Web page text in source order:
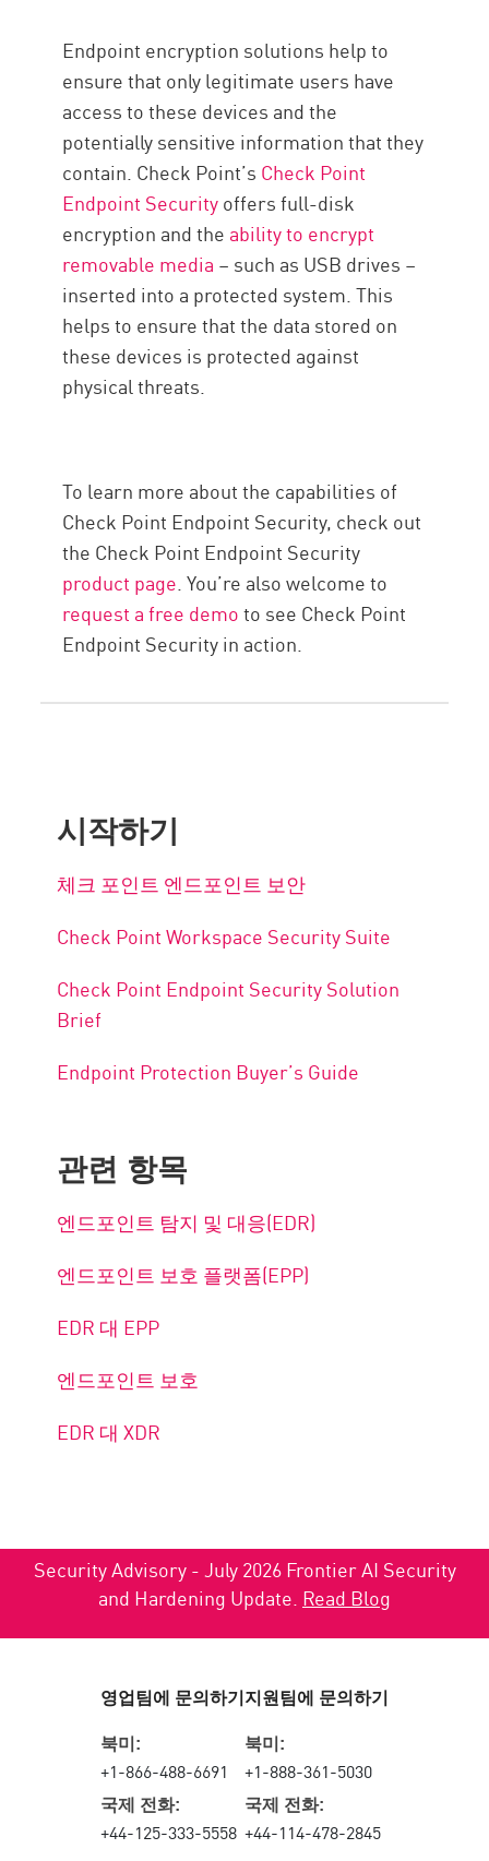
Endpoint encryption solutions help to
ensure that only legitimate users have
access to these devices and the
potentially sensitive information that they
contain. Check Point’s Check Point
Endpoint Securityoffers full-disk
encryption and the ability to encrypt
removable media – such as USB drives –
inserted into a protected system. This
helps to ensure that the data stored on
these devices is protected against
physical threats.
To learn more about the capabilities of
Check Point Endpoint Security, check out
the Check Point Endpoint Security
product page. You’re also welcome to
request a free demoto see Check Point
Endpoint Security in action.
시작하기
체크 포인트 엔드포인트 보안
Check Point Workspace Security Suite
Check Point Endpoint Security Solution
Brief
Endpoint Protection Buyer’s Guide
관련 항목
엔드포인트 탐지 및 대응(EDR)
엔드포인트 보호 플랫폼(EPP)
EDR 대 EPP
엔드포인트 보호
EDR 대 XDR
Security Advisory - July 2026 Frontier AI Security
and Hardening Update. Read Blog
영업팀에 문의하기
북미:
+1-866-488-6691
국제 전화:
+44-125-333-5558
지원팀에 문의하기
북미:
+1-888-361-5030
국제 전화:
+44-114-478-2845